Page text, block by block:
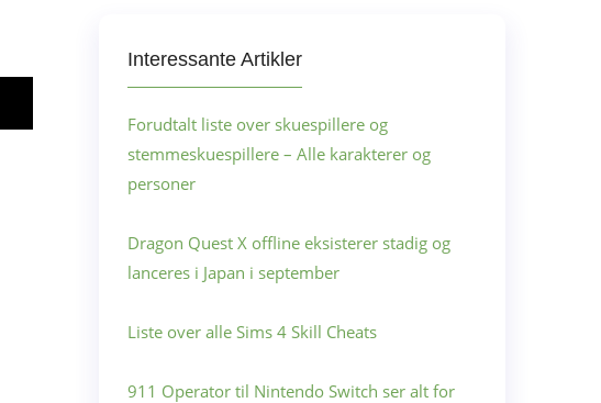
Interessante Artikler
Forudtalt liste over skuespillere og
stemmeskuespillere – Alle karakterer og
personer
Dragon Quest X offline eksisterer stadig og
lanceres i Japan i september
Liste over alle Sims 4 Skill Cheats
911 Operator til Nintendo Switch ser alt for